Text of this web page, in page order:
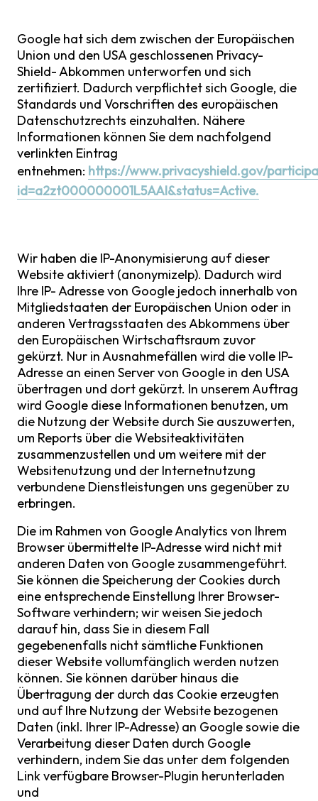
Google hat sich dem zwischen der Europäischen
Union und den USA geschlossenen Privacy-
Shield- Abkommen unterworfen und sich
zertifiziert. Dadurch verpflichtet sich Google, die
Standards und Vorschriften des europäischen
Datenschutzrechts einzuhalten. Nähere
Informationen können Sie dem nachfolgend
verlinkten Eintrag
entnehmen: https://www.privacyshield.gov/
id=a2zt000000001L5AAI&status=Active.
Wir haben die IP-Anonymisierung auf dieser
Website aktiviert (anonymizeIp). Dadurch wird
Ihre IP- Adresse von Google jedoch innerhalb von
Mitgliedstaaten der Europäischen Union oder in
anderen Vertragsstaaten des Abkommens über
den Europäischen Wirtschaftsraum zuvor
gekürzt. Nur in Ausnahmefällen wird die volle IP-
Adresse an einen Server von Google in den USA
übertragen und dort gekürzt. In unserem Auftrag
wird Google diese Informationen benutzen, um
die Nutzung der Website durch Sie auszuwerten,
um Reports über die Websiteaktivitäten
zusammenzustellen und um weitere mit der
Websitenutzung und der Internetnutzung
verbundene Dienstleistungen uns gegenüber zu
erbringen.
Die im Rahmen von Google Analytics von Ihrem
Browser übermittelte IP-Adresse wird nicht mit
anderen Daten von Google zusammengeführt.
Sie können die Speicherung der Cookies durch
eine entsprechende Einstellung Ihrer Browser-
Software verhindern; wir weisen Sie jedoch
darauf hin, dass Sie in diesem Fall
gegebenenfalls nicht sämtliche Funktionen
dieser Website vollumfänglich werden nutzen
können. Sie können darüber hinaus die
Übertragung der durch das Cookie erzeugten
und auf Ihre Nutzung der Website bezogenen
Daten (inkl. Ihrer IP-Adresse) an Google sowie die
Verarbeitung dieser Daten durch Google
verhindern, indem Sie das unter dem folgenden
Link verfügbare Browser-Plugin herunterladen
und